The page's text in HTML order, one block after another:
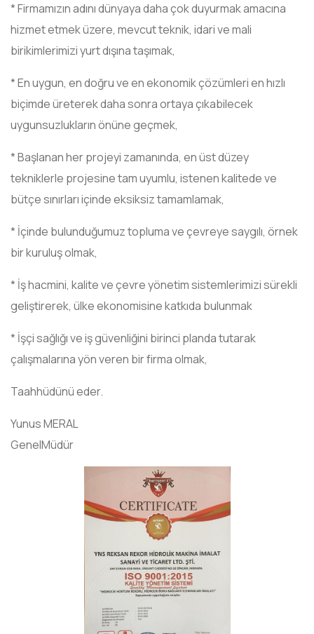
* Firmamızın adını dünyaya daha çok duyurmak amacına
hizmet etmek üzere, mevcut teknik, idari ve mali
birikimlerimizi yurt dışına taşımak,
* En uygun, en doğru ve en ekonomik çözümleri en hızlı
biçimde üreterek daha sonra ortaya çıkabilecek
uygunsuzlukların önüne geçmek,
* Başlanan her projeyi zamanında, en üst düzey
tekniklerle projesine tam uyumlu, istenen kalitede ve
bütçe sınırları içinde eksiksiz tamamlamak,
* İçinde bulunduğumuz topluma ve çevreye saygılı, örnek
bir kuruluş olmak,
* İş hacmini, kalite ve çevre yönetim sistemlerimizi sürekli
geliştirerek, ülke ekonomisine katkıda bulunmak
* İşçi sağlığı ve iş güvenliğini birinci planda tutarak
çalışmalarına yön veren bir firma olmak,
Taahhüdünü eder.
Yunus MERAL
GenelMüdür